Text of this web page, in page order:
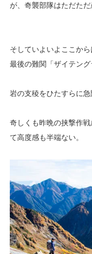
が、奇襲部隊はただた
そしていよいよここか
最後の難関「ザイテング
岩の支稜をひたすらに急
奇しくも昨晩の挟撃作
て高度感も半端ない。